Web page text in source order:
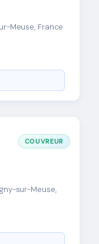
Meuse, France
COUVREUR
sur-Meuse,